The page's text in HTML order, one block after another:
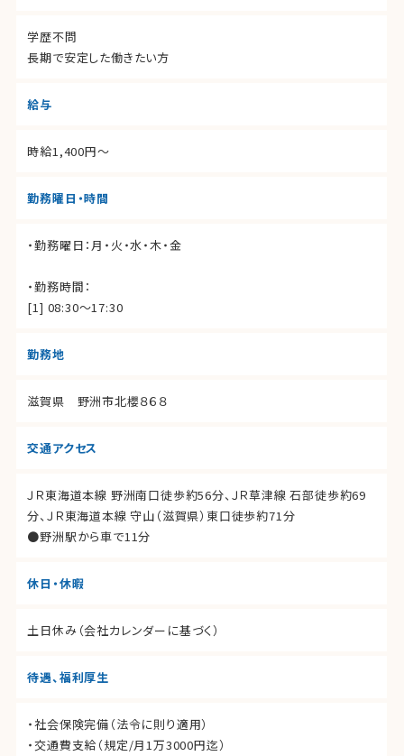
学歴不問
長期で安定した働きたい方
給与
時給1,400円〜
勤務曜日・時間
・勤務曜日：月・火・水・木・金
・勤務時間：
[1] 08:30～17:30
勤務地
滋賀県 野洲市北櫻８６８
交通アクセス
ＪＲ東海道本線 野洲南口徒歩約56分、ＪＲ草津線 石部徒歩約69
分、ＪＲ東海道本線 守山（滋賀県）東口徒歩約71分
●野洲駅から車で11分
休日・休暇
土日休み（会社カレンダーに基づく）
待遇、福利厚生
・社会保険完備（法令に則り適用）
・交通費支給（規定/月1万3000円迄）